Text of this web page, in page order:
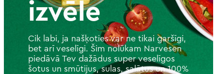
izvēle
Cik labi, ja našķoties var ne tikai garšīgi,
bet arī veselīgi. Šim nolūkam Narvesen
piedāvā Tev dažādus super veselīgos
šotus un smūtijus, sulas, salātus un 100%